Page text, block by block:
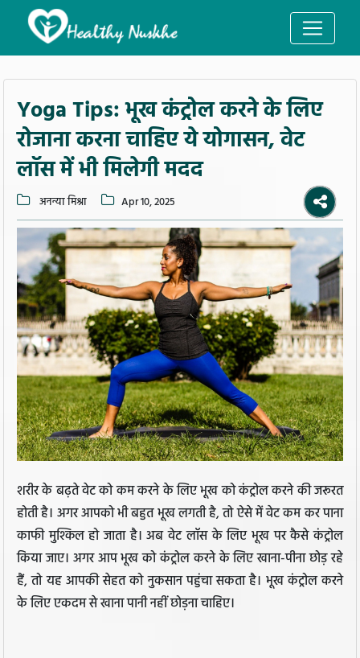
Yoga Tips: भूख कंट्रोल करने के लिए
रोजाना करना चाहिए ये योगासन, वेट
लॉस में भी मिलेगी मदद
अनन्या मिश्रा Apr 10, 2025
शरीर के बढ़ते वेट को कम करने के लिए भूख को कंट्रोल करने की जरूरत
होती है। अगर आपको भी बहुत भूख लगती है, तो ऐसे में वेट कम कर पाना
काफी मुश्किल हो जाता है। अब वेट लॉस के लिए भूख पर कैसे कंट्रोल
किया जाए। अगर आप भूख को कंट्रोल करने के लिए खाना-पीना छोड़ रहे
हैं, तो यह आपकी सेहत को नुकसान पहुंचा सकता है। भूख कंट्रोल करने
के लिए एकदम से खाना पानी नहीं छोड़ना चाहिए।